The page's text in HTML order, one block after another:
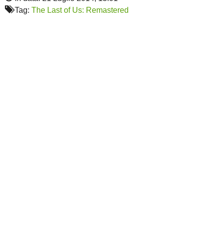
Tag: The Last of Us: Remastered